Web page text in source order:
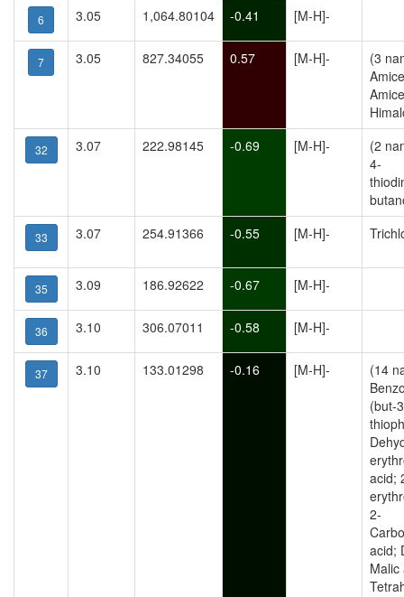
6 3.05 1,064.80104 -0.41 [M-H]-
7 3.05 827.34055 0.57 [M-H]-
(3
32 3.07 222.98145 -0.69 [M-H]-
(2
4-
33 3.07 254.91366 -0.55 [M-H]-
35 3.09 186.92622 -0.67 [M-H]-
36 3.10 306.07011 -0.58 [M-H]-
37 3.10 133.01298 -0.16 [M-H]-
(14
(but-
acid;
2-
acid;
Malic